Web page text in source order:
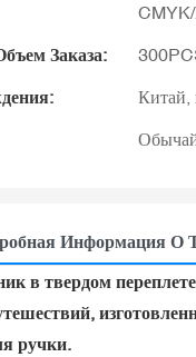
Заказа:
Китай,
Информация О
в твердом
ручки.